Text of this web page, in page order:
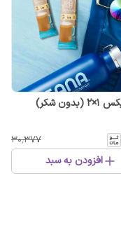
کافی میکس 1×2 (بدون شکر)
۳۰٬۳۷۷
افزودن به سبد